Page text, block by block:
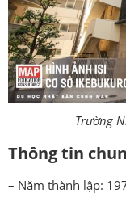
Trường
Thông tin
– Năm thành lập: